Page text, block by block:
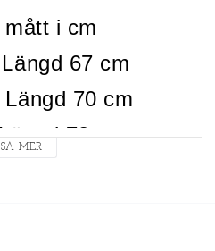
i cm
67 cm
70 cm
72 cm
MER